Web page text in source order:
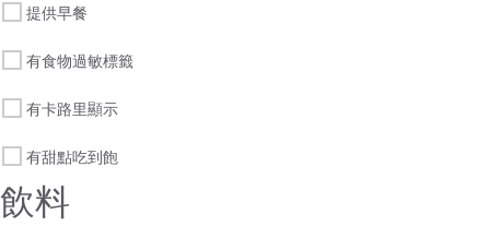
提供早餐
有食物過敏標籤
有卡路里顯示
有甜點吃到飽
飲料